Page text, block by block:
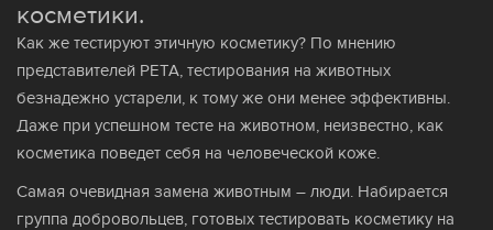
косметики.
Как же тестируют этичную косметику? По мнению
представителей PETA, тестирования на животных
безнадежно устарели, к тому же они менее эффективны.
Даже при успешном тесте на животном, неизвестно, как
косметика поведет себя на человеческой коже.
Самая очевидная замена животным – люди. Набирается
группа добровольцев, готовых тестировать косметику на